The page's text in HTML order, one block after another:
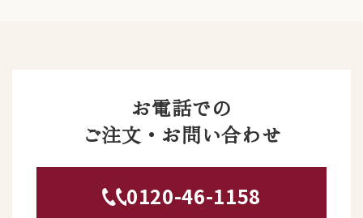
お電話での
ご注文・お問い合わせ
0120-46-1158